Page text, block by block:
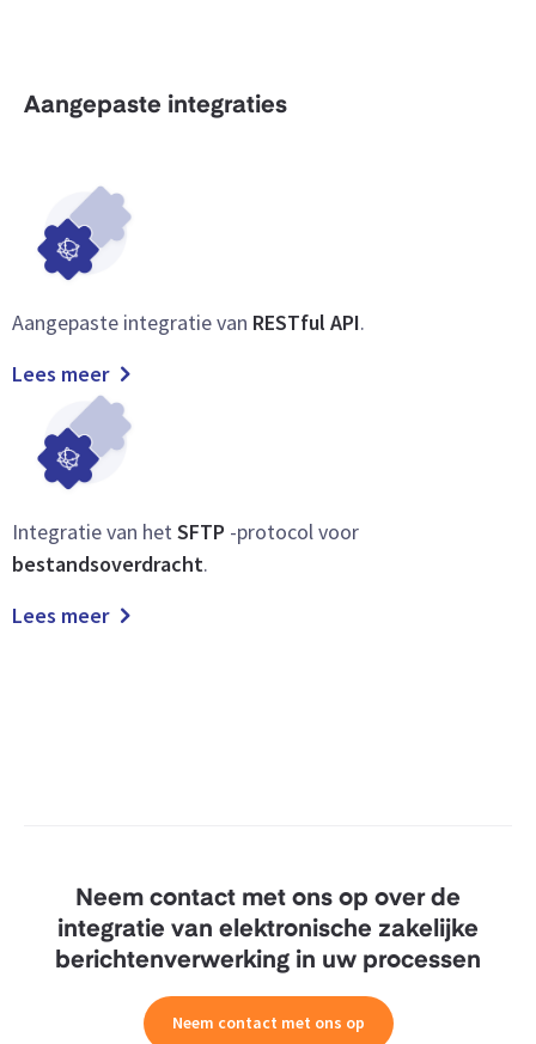
Aangepaste integraties
Aangepaste integratie van RESTful API.
Lees meer
Integratie van het SFTP -protocol voor
bestandsoverdracht.
Lees meer
Neem contact met ons op over de
integratie van elektronische zakelijke
berichtenverwerking in uw processen
Neem contact met ons op